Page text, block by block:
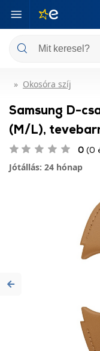
Okosóra szíj
Samsung D-
(M/L),
0 (0
Jótállás: 24 hónap
Previous